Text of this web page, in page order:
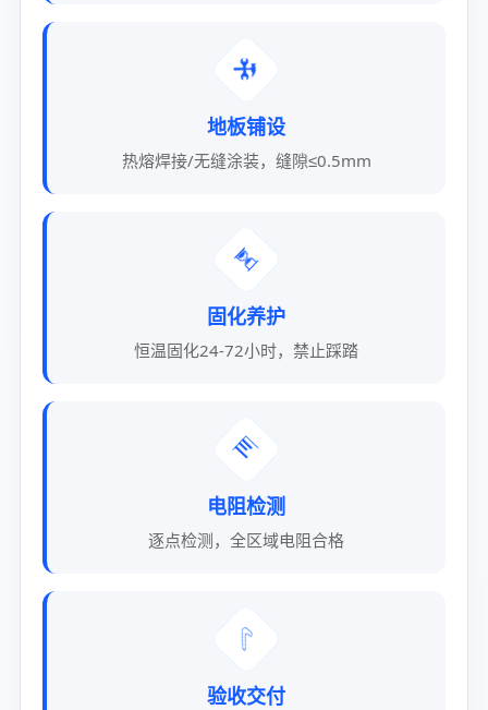
🛠️
地板铺设
热熔焊接/无缝涂装，缝隙≤0.5mm
⏳
固化养护
恒温固化24-72小时，禁止踩踏
📊
电阻检测
逐点检测，全区域电阻合格
✅
验收交付